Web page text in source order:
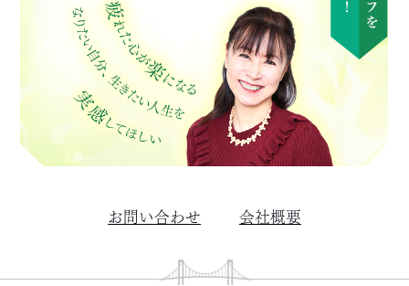
お問い合わせ 会社概要